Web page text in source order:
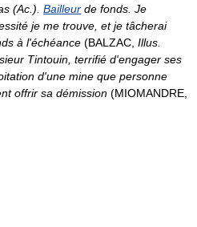
(Ac.). Bailleur de fonds. Je
je me trouve, et je tâcherai
à l'échéance (BALZAC, Illus.
Tintouin, terrifié d'engager ses
d'une mine que personne
offrir sa démission (MIOMANDRE,